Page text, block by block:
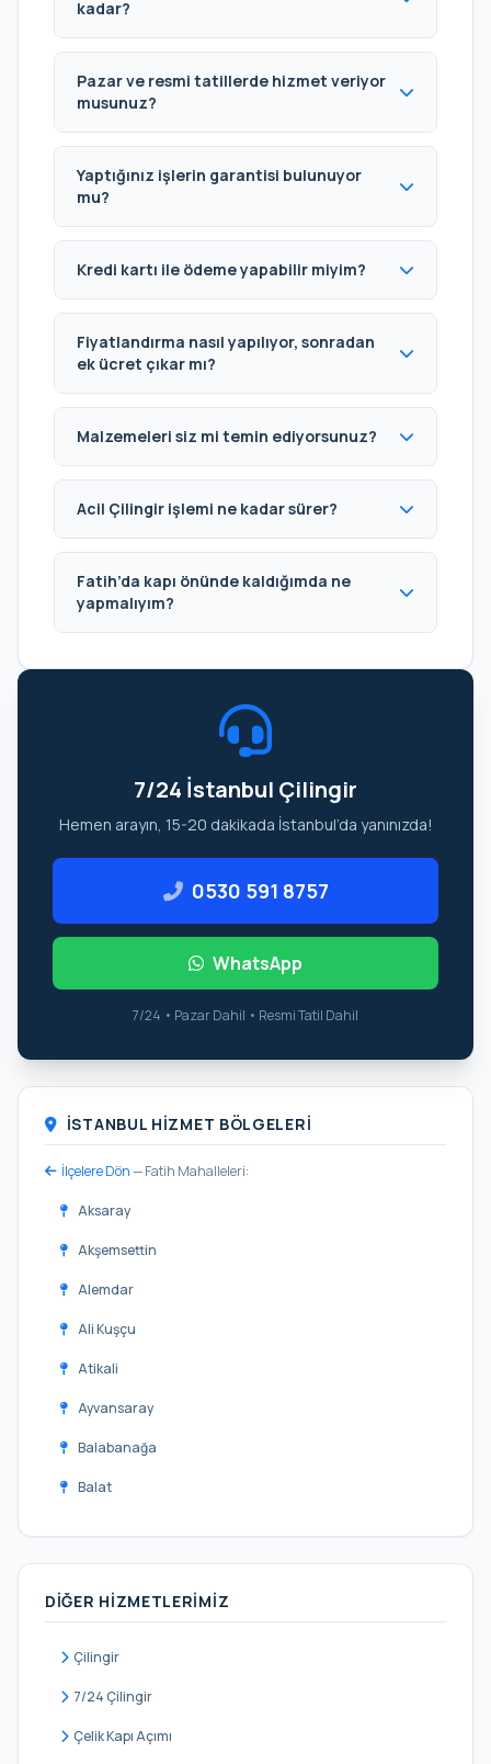
kadar?
Pazar ve resmi tatillerde hizmet veriyor
musunuz?
Yaptığınız işlerin garantisi bulunuyor
mu?
Kredi kartı ile ödeme yapabilir miyim?
Fiyatlandırma nasıl yapılıyor, sonradan
ek ücret çıkar mı?
Malzemeleri siz mi temin ediyorsunuz?
Acil Çilingir işlemi ne kadar sürer?
Fatih’da kapı önünde kaldığımda ne
yapmalıyım?
7/24 İstanbul Çilingir
Hemen arayın, 15-20 dakikada İstanbul’da yanınızda!
0530 591 8757
WhatsApp
7/24 • Pazar Dahil • Resmi Tatil Dahil
İSTANBUL HIZMET BÖLGELERI
İlçelere Dön— Fatih Mahalleleri:
Aksaray
Akşemsettin
Alemdar
Ali Kuşçu
Atikali
Ayvansaray
Balabanağa
Balat
Binbirdirek
Cankurtaran
DIĞER HIZMETLERIMIZ
Çilingir
7/24 Çilingir
Çelik Kapı Açımı